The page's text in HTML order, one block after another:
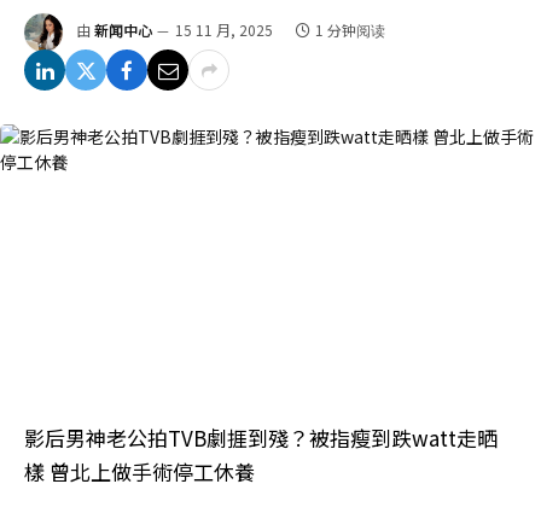
由 新闻中心 15 11 月, 2025 1 分钟阅读
影后男神老公拍TVB劇捱到殘？被指瘦到跌watt走晒
樣 曾北上做手術停工休養